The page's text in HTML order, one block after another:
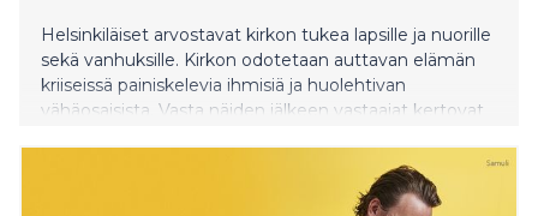
Helsinkiläiset arvostavat kirkon tukea lapsille ja nuorille
sekä vanhuksille. Kirkon odotetaan auttavan elämän
kriiseissä painiskelevia ihmisiä ja huolehtivan
vähäosaisista. Vasta näiden jälkeen vastaajat kertovat